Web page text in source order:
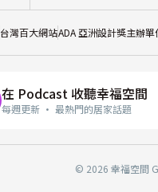
台灣百大網站ADA 亞洲設計獎主辦單
在 Podcast 收聽幸福空間
每週更新 · 最熱門的居家話題
© 2026 幸福空間